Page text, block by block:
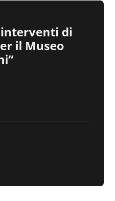
di
il Museo